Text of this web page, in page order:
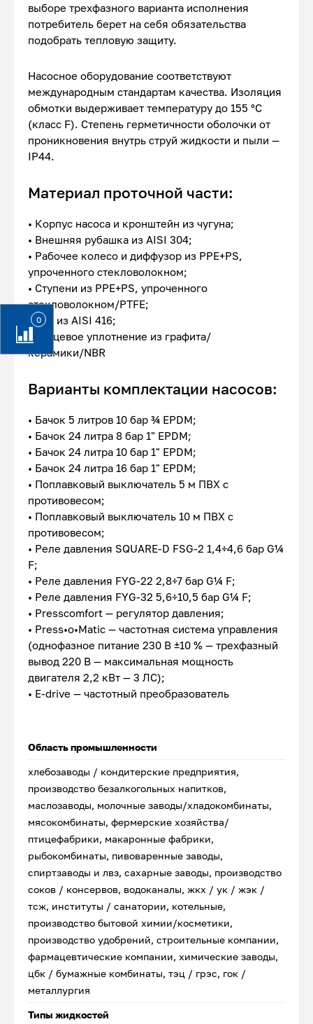
0
выборе трехфазного варианта исполнения
потребитель берет на себя обязательства
подобрать тепловую защиту.
Насосное оборудование соответствуют
международным стандартам качества. Изоляция
обмотки выдерживает температуру до 155 °С
(класс F). Степень герметичности оболочки от
проникновения внутрь струй жидкости и пыли —
IP44.
Материал проточной части:
• Корпус насоса и кронштейн из чугуна;
• Внешняя рубашка из AISI 304;
• Рабочее колесо и диффузор из PPE+PS,
упроченного стекловолокном;
• Ступени из PPE+PS, упроченного
стекловолокном/PTFE;
• Вал из AISI 416;
• Торцевое уплотнение из графита/
керамики/NBR
Варианты комплектации насосов:
• Бачок 5 литров 10 бар ¾ EPDM;
• Бачок 24 литра 8 бар 1" EPDM;
• Бачок 24 литра 10 бар 1" EPDM;
• Бачок 24 литра 16 бар 1" EPDM;
• Поплавковый выключатель 5 м ПВХ с
противовесом;
• Поплавковый выключатель 10 м ПВХ с
противовесом;
• Реле давления SQUARE-D FSG-2 1,4÷4,6 бар G¼
F;
• Реле давления FYG-22 2,8÷7 бар G¼ F;
• Реле давления FYG-32 5,6÷10,5 бар G¼ F;
• Presscomfort — регулятор давления;
• Press•o•Matic — частотная система управления
(однофазное питание 230 В ±10 % — трехфазный
вывод 220 В — максимальная мощность
двигателя 2,2 кВт — 3 ЛС);
• E-drive — частотный преобразователь
Область промышленности
хлебозаводы / кондитерские предприятия,
производство безалкогольных напитков,
маслозаводы, молочные заводы/хладокомбинаты,
мясокомбинаты, фермерские хозяйства/
птицефабрики, макаронные фабрики,
рыбокомбинаты, пивоваренные заводы,
спиртзаводы и лвз, сахарные заводы, производство
соков / консервов, водоканалы, жкх / ук / жэк /
тсж, институты / санатории, котельные,
производство бытовой химии/косметики,
производство удобрений, строительные компании,
фармацевтические компании, химические заводы,
цбк / бумажные комбинаты, тэц / грэс, гок /
металлургия
Типы жидкостей